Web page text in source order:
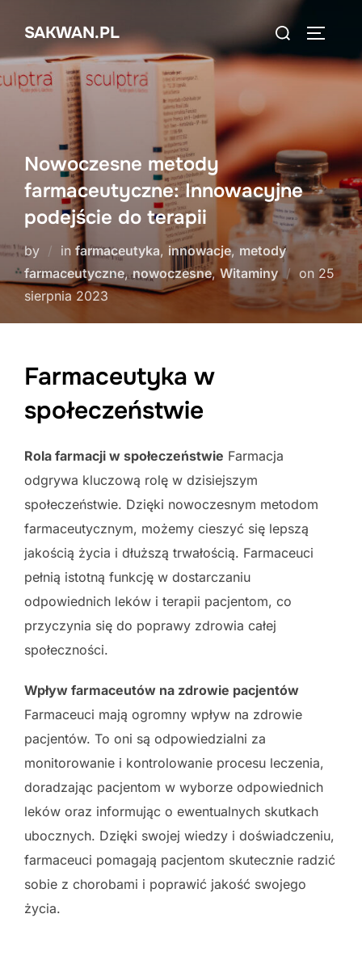
content
SAKWAN.PL
Search
Nowoczesne metody
farmaceutyczne: Innowacyjne
podejście do terapii
by in farmaceutyka, innowacje, metody
farmaceutyczne,nowoczesne,Witaminy on Posted
25
sierpnia 2023
Farmaceutyka w
społeczeństwie
Rola farmacji w społeczeństwie Farmacja
odgrywa kluczową rolę w dzisiejszym
społeczeństwie. Dzięki nowoczesnym metodom
farmaceutycznym, możemy cieszyć się lepszą
jakością życia i dłuższą trwałością. Farmaceuci
pełnią istotną funkcję w dostarczaniu
odpowiednich leków i terapii pacjentom, co
przyczynia się do poprawy zdrowia całej
społeczności.
Wpływ farmaceutów na zdrowie pacjentów
Farmaceuci mają ogromny wpływ na zdrowie
pacjentów. To oni są odpowiedzialni za
monitorowanie i kontrolowanie procesu leczenia,
doradzając pacjentom w wyborze odpowiednich
leków oraz informując o ewentualnych skutkach
ubocznych. Dzięki swojej wiedzy i doświadczeniu,
farmaceuci pomagają pacjentom skutecznie radzić
sobie z chorobami i poprawić jakość swojego
życia.